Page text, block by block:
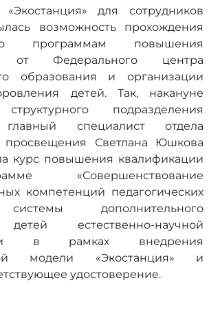
«Экостанция» для сотрудников
возможность прохождения
программам повышения
от Федерального центра
образования и организации
детей. Так, накануне
подразделения
главный специалист отдела
просвещения Светлана Юшкова
курс повышения квалификации
«Совершенствование
компетенций педагогических
дополнительного
естественно-научной
в рамках внедрения
модели «Экостанция» и
удостоверение.